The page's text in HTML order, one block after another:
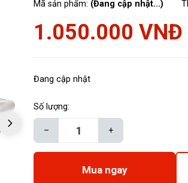
Mã sản phẩm: (Đang cập nhật...)
1.050.000 VNĐ
Đang cập nhật
Số lượng:
– +
Mua ngay